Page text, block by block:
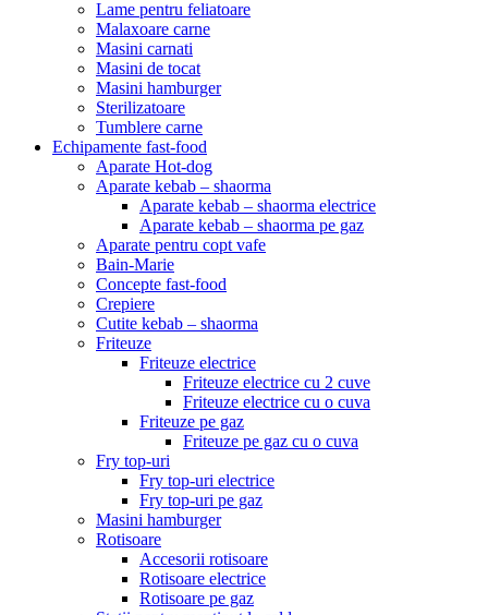
Lame pentru feliatoare
Malaxoare carne
Masini carnati
Masini de tocat
Masini hamburger
Sterilizatoare
Tumblere carne
Echipamente fast-food
Aparate Hot-dog
Aparate kebab – shaorma
Aparate kebab – shaorma electrice
Aparate kebab – shaorma pe gaz
Aparate pentru copt vafe
Bain-Marie
Concepte fast-food
Crepiere
Cutite kebab – shaorma
Friteuze
Friteuze electrice
Friteuze electrice cu 2 cuve
Friteuze electrice cu o cuva
Friteuze pe gaz
Friteuze pe gaz cu o cuva
Fry top-uri
Fry top-uri electrice
Fry top-uri pe gaz
Masini hamburger
Rotisoare
Accesorii rotisoare
Rotisoare electrice
Rotisoare pe gaz